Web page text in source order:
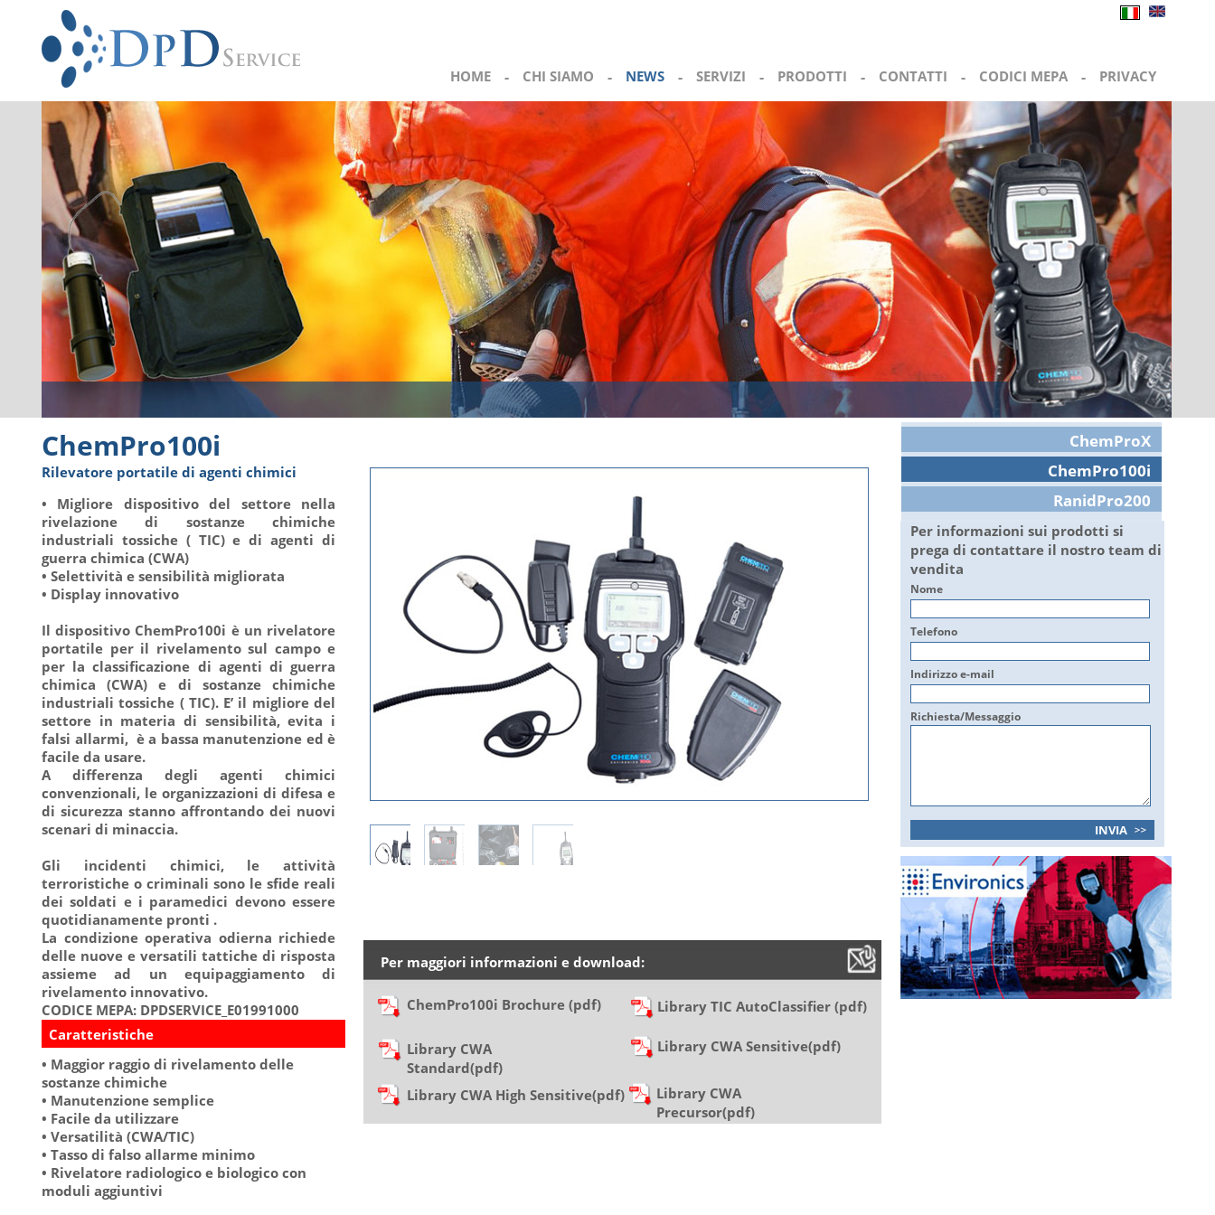
HOME - CHI SIAMO - NEWS - SERVIZI - PRODOTTI - CONTATTI - CODICI MEPA - PRIVACY
ChemPro100i
• Migliore dispositivo del settore nella
rivelazione di sostanze chimiche
industriali tossiche ( TIC) e di agenti di
guerra chimica (CWA)
• Selettività e sensibilità migliorata
• Display innovativo
Il dispositivo ChemPro100i è un rivelatore
portatile per il rivelamento sul campo e
per la classificazione di agenti di guerra
chimica (CWA) e di sostanze chimiche
industriali tossiche ( TIC). E’ il migliore del
settore in materia di sensibilità, evita i
falsi allarmi, è a bassa manutenzione ed è
facile da usare.
A differenza degli agenti chimici
convenzionali, le organizzazioni di difesa e
di sicurezza stanno affrontando dei nuovi
scenari di minaccia.
Gli incidenti chimici, le attività
terroristiche o criminali sono le sfide reali
dei soldati e i paramedici devono essere
quotidianamente pronti .
La condizione operativa odierna richiede
delle nuove e versatili tattiche di risposta
assieme ad un equipaggiamento di
rivelamento innovativo.
CODICE MEPA: DPDSERVICE_E01991000
Caratteristiche
• Maggior raggio di rivelamento delle
sostanze chimiche
• Manutenzione semplice
• Facile da utilizzare
• Versatilità (CWA/TIC)
• Tasso di falso allarme minimo
• Rivelatore radiologico e biologico con
moduli aggiuntivi
Rilevatore portatile di agenti chimici
Per maggiori informazioni e download:
ChemPro100i Brochure (pdf) Library TIC AutoClassifier (pdf)
Library CWA
Standard(pdf)
Library CWA Sensitive(pdf)
Library CWA High Sensitive(pdf)
Library CWA
Precursor(pdf)
ChemProX
ChemPro100i
RanidPro200
Per informazioni sui prodotti si
prega di contattare il nostro team di
vendita
Nome
Telefono
Indirizzo e-mail
Richiesta/Messaggio